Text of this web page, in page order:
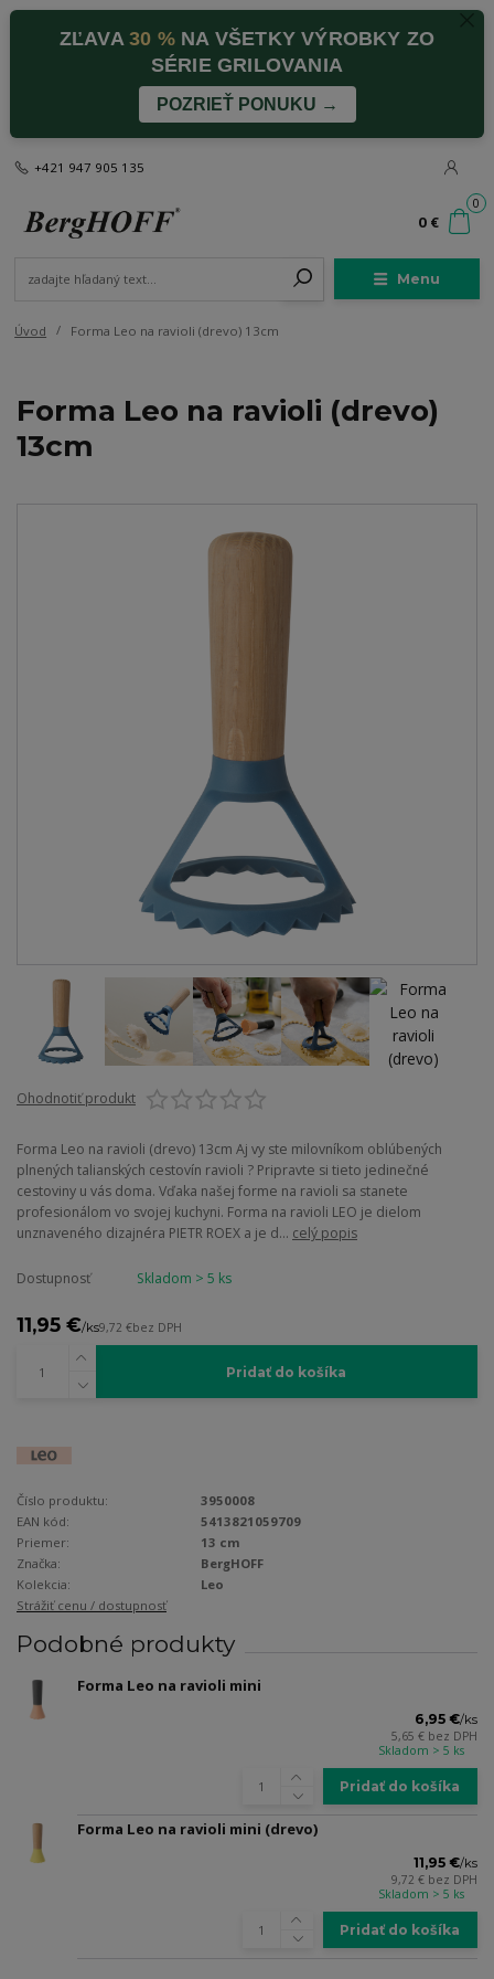
ZĽAVA30 %NA VŠETKY VÝROBKY ZO
SÉRIE GRILOVANIA
POZRIEŤ PONUKU →
Menu
+421 947 905 135
0
0 €
Úvod Forma Leo na ravioli (drevo) 13cm
Forma Leo na ravioli (drevo)
13cm
Ohodnotiť produkt
Forma Leo na ravioli (drevo) 13cm Aj vy ste milovníkom oblúbených
plnených talianských cestovín ravioli ? Pripravte si tieto jedinečné
cestoviny u vás doma. Vďaka našej forme na ravioli sa stanete
profesionálom vo svojej kuchyni. Forma na ravioli LEO je dielom
unznaveného dizajnéra PIETR ROEX a je d... celý popis
Dostupnosť Skladom > 5 ks
11,95 €/ks9,72 €bez DPH
Pridať do košíka
Číslo produktu:
3950008
EAN kód:
5413821059709
Priemer:
13 cm
Značka:
BergHOFF
Kolekcia:
Leo
Strážiť cenu / dostupnosť
Podobné produkty
Forma Leo na ravioli mini
6,95 €/ks
5,65 € bez DPH
Skladom > 5 ks
Pridať do košíka
Forma Leo na ravioli mini (drevo)
11,95 €/ks
9,72 € bez DPH
Skladom > 5 ks
Pridať do košíka